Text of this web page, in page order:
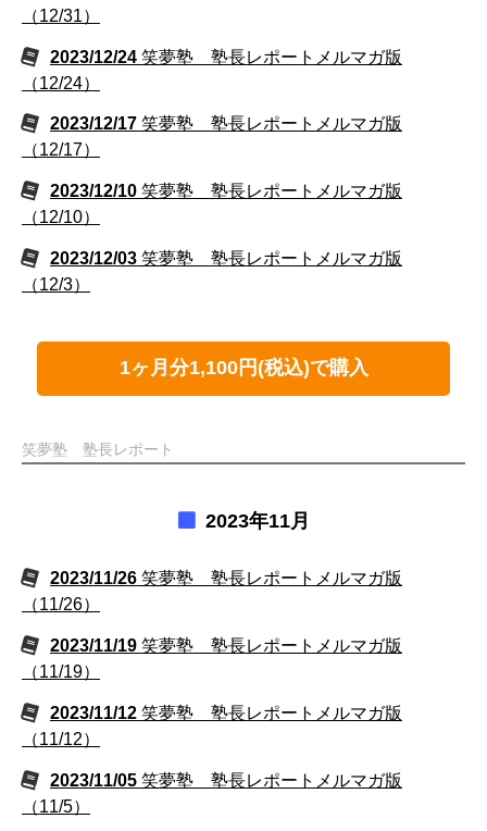
（12/31）
2023/12/24 笑夢塾 塾長レポートメルマガ版
（12/24）
2023/12/17 笑夢塾 塾長レポートメルマガ版
（12/17）
2023/12/10 笑夢塾 塾長レポートメルマガ版
（12/10）
2023/12/03 笑夢塾 塾長レポートメルマガ版
（12/3）
1ヶ月分1,100円(税込)で購入
笑夢塾 塾長レポート
2023年11月
2023/11/26 笑夢塾 塾長レポートメルマガ版
（11/26）
2023/11/19 笑夢塾 塾長レポートメルマガ版
（11/19）
2023/11/12 笑夢塾 塾長レポートメルマガ版
（11/12）
2023/11/05 笑夢塾 塾長レポートメルマガ版
（11/5）